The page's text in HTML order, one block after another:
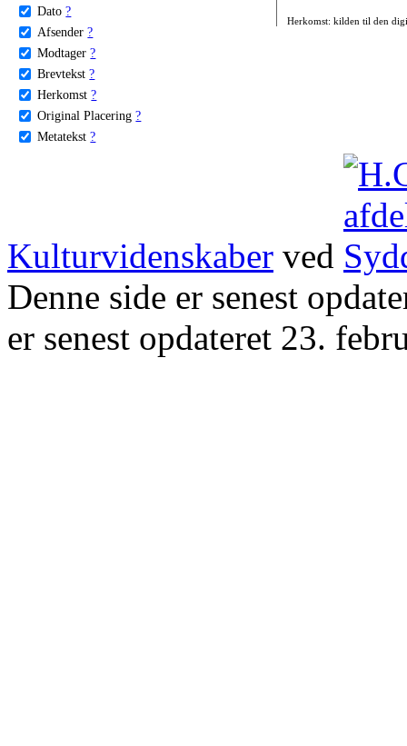
Dato ?
Afsender ?
Modtager ?
Brevtekst ?
Herkomst ?
Original Placering ?
Metatekst ?
Herkomst: kilden til den
Kulturvidenskaber ved
Denne side er senest
er senest opdateret 23.